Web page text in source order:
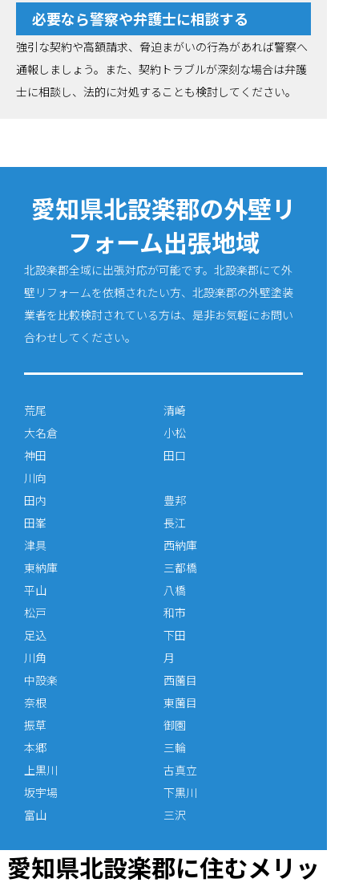
必要なら警察や弁護士に相談する
強引な契約や高額請求、脅迫まがいの行為があれば警察へ
通報しましょう。また、契約トラブルが深刻な場合は弁護
士に相談し、法的に対処することも検討してください。
愛知県北設楽郡の外壁リ
フォーム出張地域
北設楽郡全域に出張対応が可能です。北設楽郡にて外
壁リフォームを依頼されたい方、北設楽郡の外壁塗装
業者を比較検討されている方は、是非お気軽にお問い
合わせしてください。
荒尾
大名倉
神田
川向
清崎
小松
田口
田内
田峯
津具
豊邦
長江
西納庫
東納庫
平山
松戸
三都橋
八橋
和市
足込
川角
下田
月
中設楽
奈根
西薗目
東薗目
振草
本郷
御園
三輪
上黒川
古真立
坂宇場
下黒川
富山
三沢
愛知県北設楽郡に住むメリッ